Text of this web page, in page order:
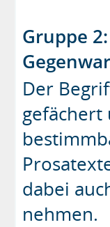
Gruppe
Der
gefächert
dabei
nehmen.